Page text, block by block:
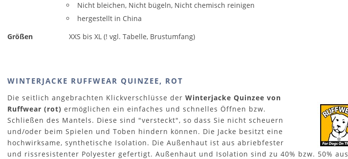
Nicht bleichen, Nicht bügeln, Nicht chemisch reinigen
hergestellt in China
Größen
XXS bis XL (! vgl. Tabelle, Brustumfang)
WINTERJACKE RUFFWEAR QUINZEE, ROT
Die seitlich angebrachten Klickverschlüsse der Winterjacke Quinzee von
Ruffwear (rot) ermöglichen ein einfaches und schnelles Öffnen bzw.
Schließen des Mantels. Diese sind "versteckt", so dass Sie nicht scheuern
und/oder beim Spielen und Toben hindern können. Die Jacke besitzt eine
hochwirksame, synthetische Isolation. Die Außenhaut ist aus abriebfester
und rissresistenter Polyester gefertigt. Außenhaut und Isolation sind zu 40% bzw. 50% aus